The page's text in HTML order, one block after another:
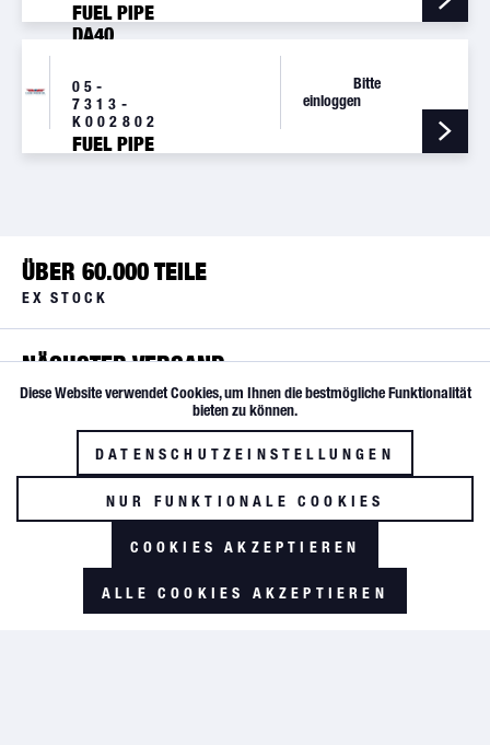
FUEL PIPE
DA40
05-
7313-
K002802
FUEL PIPE
Bitte
einloggen
ÜBER 60.000 TEILE
EX STOCK
NÄCHSTER VERSAND
SOFORTVERSAND
Funktionale Aktiv
Inaktiv
Diese Website verwendet Cookies, um Ihnen die bestmögliche Funktionalität
bieten zu können.
DATENSCHUTZEINSTELLUNGEN
NUR FUNKTIONALE COOKIES
AKZEPTIEREN
COOKIES AKZEPTIEREN
ALLE COOKIES AKZEPTIEREN